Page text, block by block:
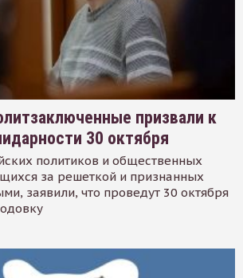
призвали к
30 октября
политиков и общественных
за решеткой и признанных
заявили, что проведут 30 октября